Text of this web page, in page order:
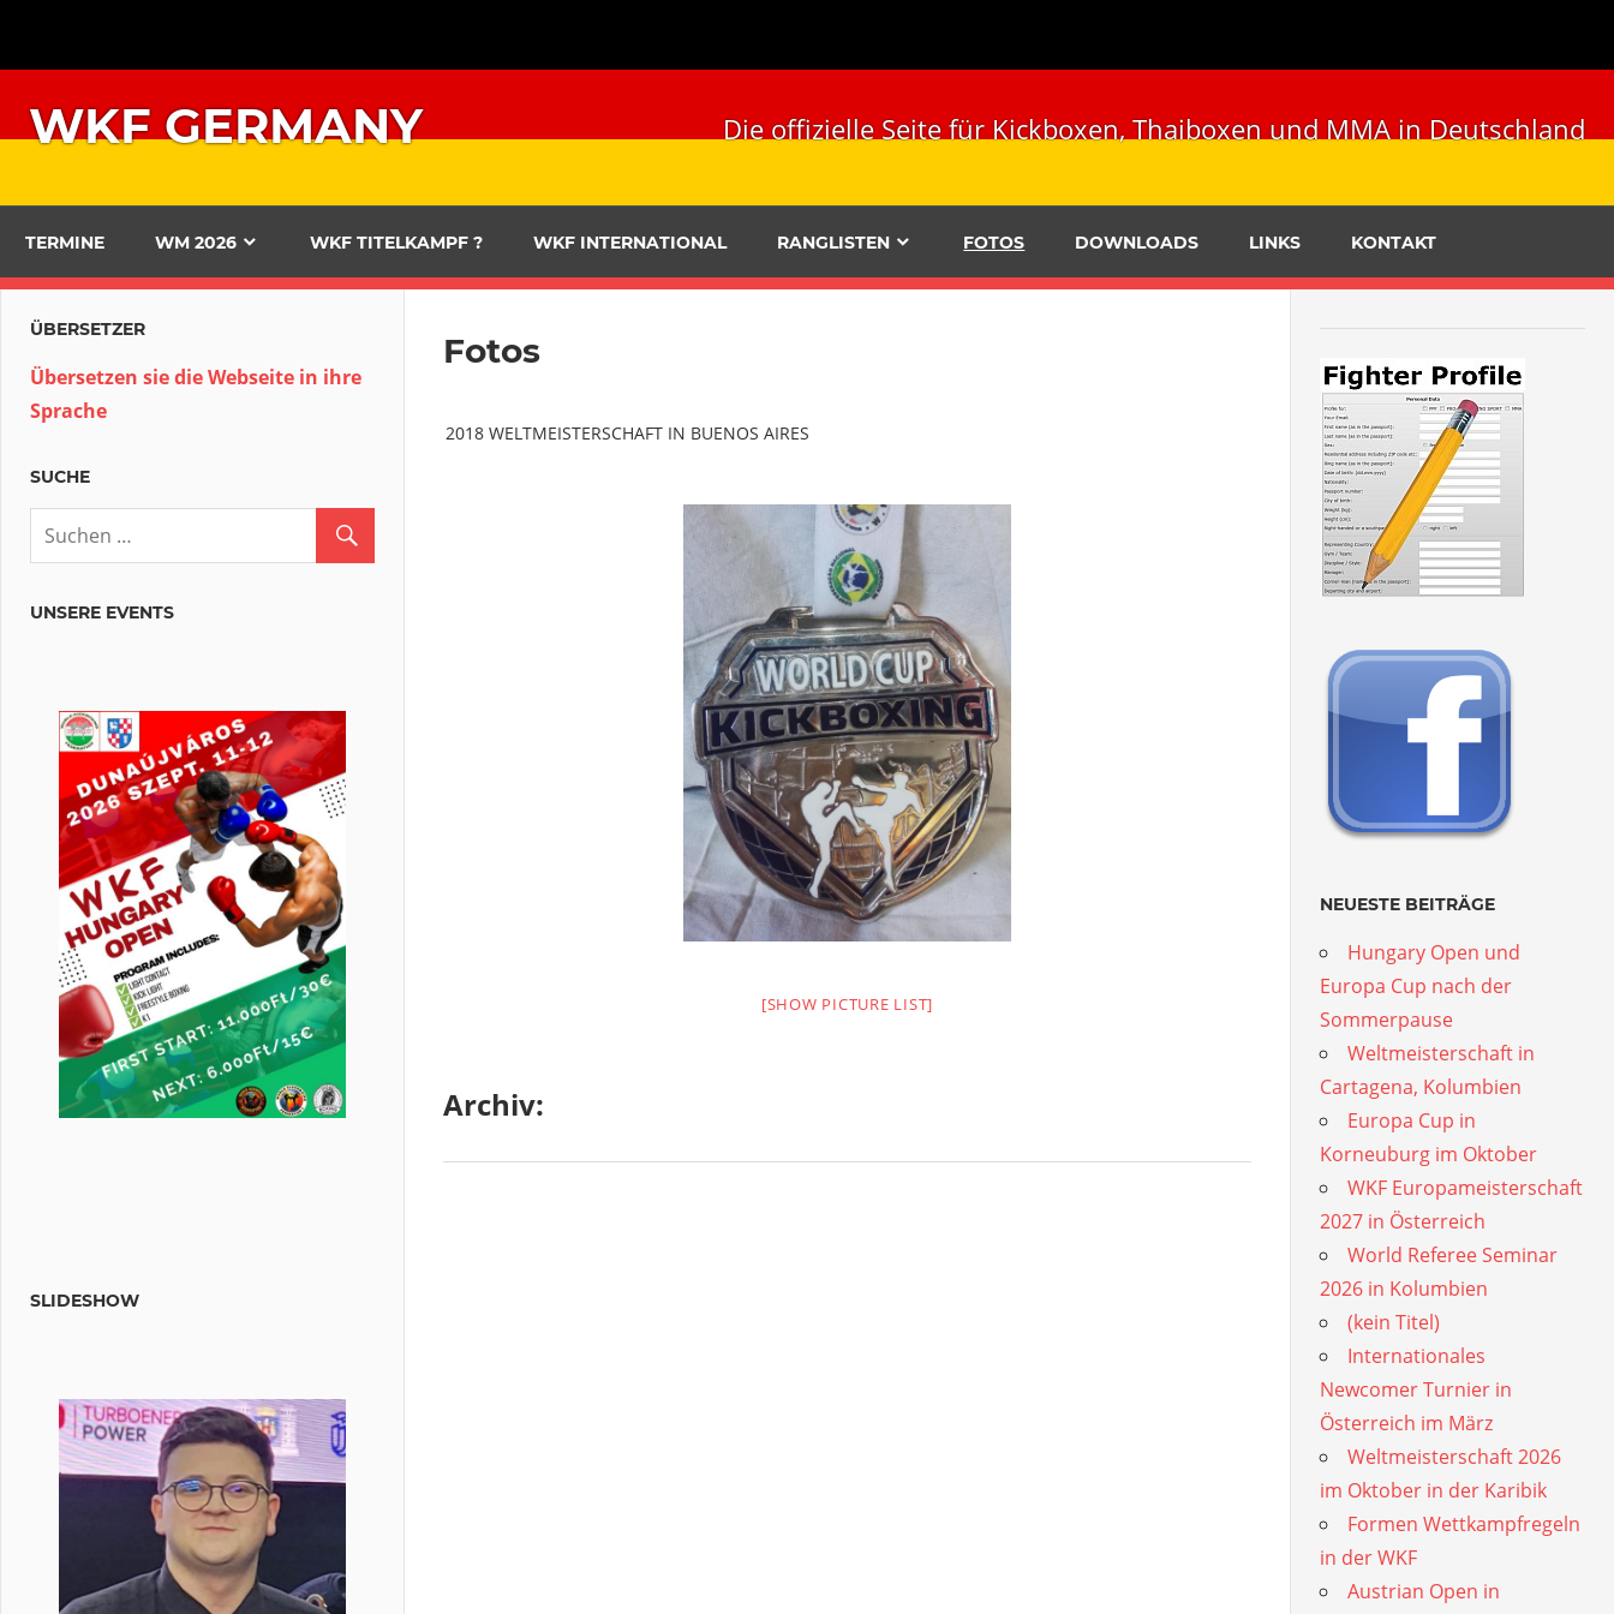
WKF GERMANY Die offizielle Seite für Kickboxen, Thaiboxen und MMA in Deutschland
TERMINE WM 2026 WKF TITELKAMPF ? WKF INTERNATIONAL RANGLISTEN FOTOS DOWNLOADS LINKS KONTAKT
Fotos
2018 WELTMEISTERSCHAFT IN BUENOS AIRES
[SHOW PICTURE LIST]
Archiv:
ÜBERSETZER
Übersetzen sie die Webseite in ihre
Sprache
SUCHE
UNSERE EVENTS
SLIDESHOW
NEUESTE BEITRÄGE
Hungary Open und
Europa Cup nach der
Sommerpause
Weltmeisterschaft in
Cartagena, Kolumbien
Europa Cup in
Korneuburg im Oktober
WKF Europameisterschaft
2027 in Österreich
World Referee Seminar
2026 in Kolumbien
(kein Titel)
Internationales
Newcomer Turnier in
Österreich im März
Weltmeisterschaft 2026
im Oktober in der Karibik
Formen Wettkampfregeln
in der WKF
Austrian Open in